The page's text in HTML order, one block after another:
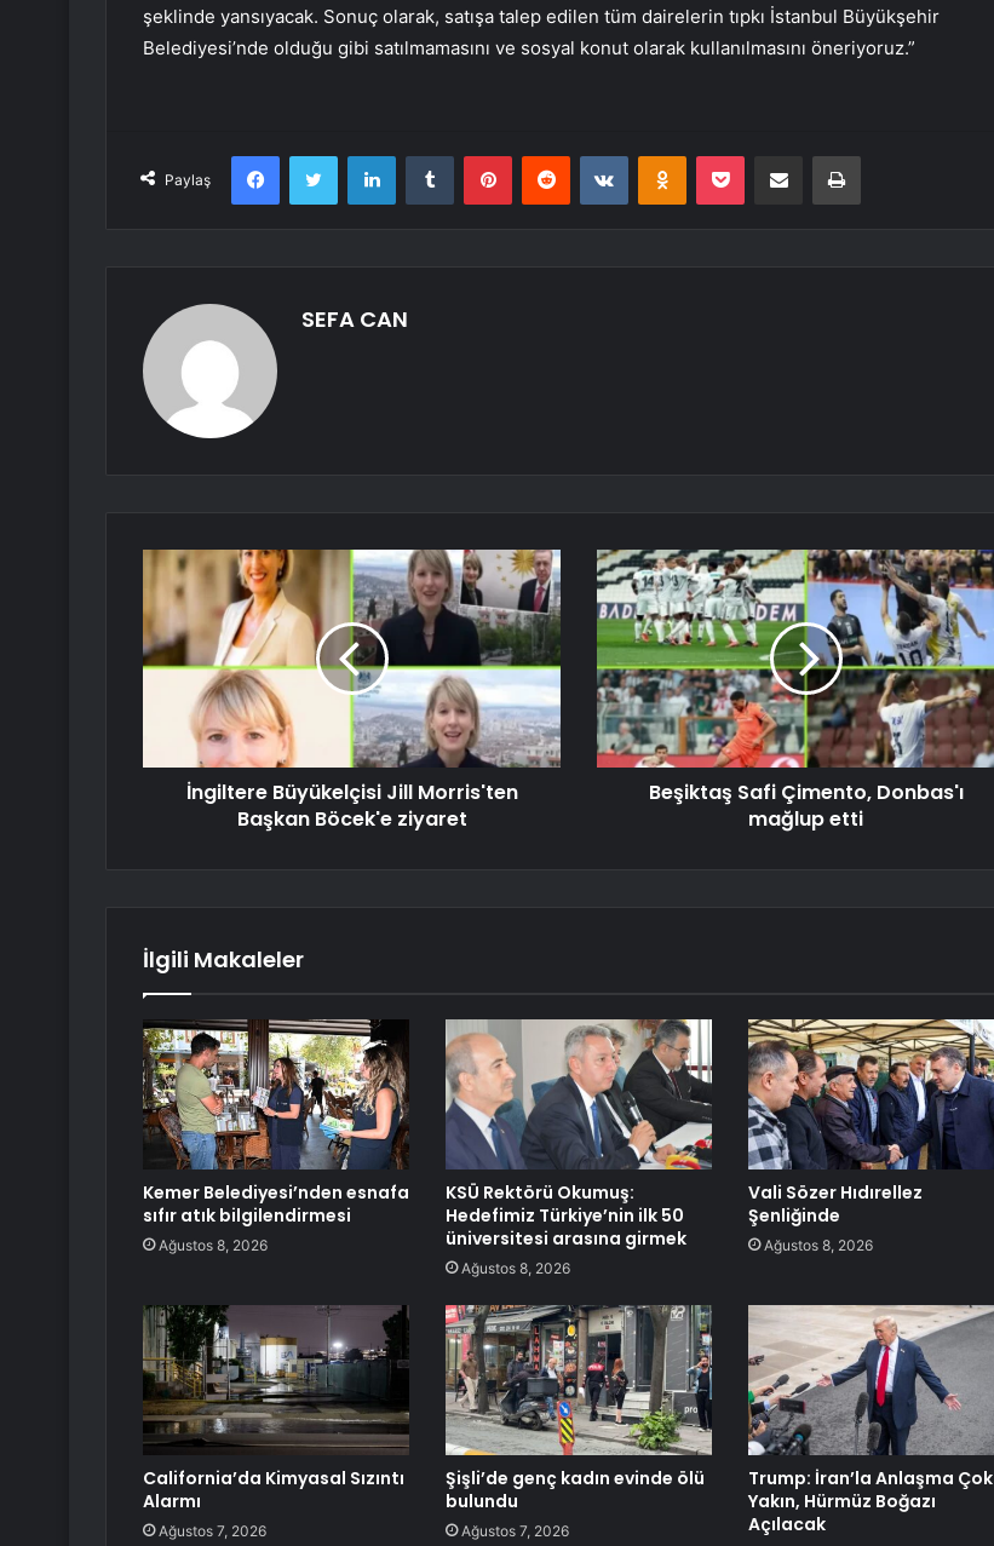
şeklinde yansıyacak. Sonuç olarak, satışa talep edilen tüm dairelerin tıpkı İstanbul Büyükşehir
Belediyesi’nde olduğu gibi satılmamasını ve sosyal konut olarak kullanılmasını öneriyoruz.”
Paylaş
FacebookTwitter LinkedInTumblr PinterestReddit VKontakteOdnoklassniki
Pocket E-Posta ile paylaş Yazdır
SEFA CAN
İngiltere Büyükelçisi Jill Morris'ten
Başkan Böcek'e ziyaret
Beşiktaş Safi Çimento, Donbas'ı
mağlup etti
İlgili Makaleler
Kemer Belediyesi’nden esnafa
sıfır atık bilgilendirmesi
Ağustos 8, 2026
KSÜ Rektörü Okumuş:
Hedefimiz Türkiye’nin ilk 50
üniversitesi arasına girmek
Ağustos 8, 2026
Vali Sözer Hıdırellez
Şenliğinde
Ağustos 8, 2026
California’da Kimyasal Sızıntı
Alarmı
Ağustos 7, 2026
Şişli’de genç kadın evinde ölü
bulundu
Ağustos 7, 2026
Trump: İran’la Anlaşma Çok
Yakın, Hürmüz Boğazı
Açılacak